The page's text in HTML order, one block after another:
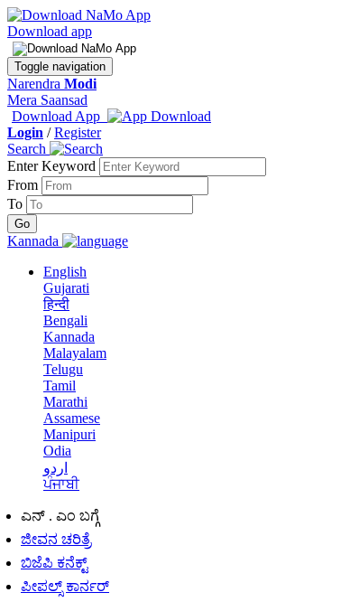
Download app
Toggle navigation
Narendra Modi
Mera Saansad
Download App
Login /Register
Search
Enter Keyword
From
To
Kannada
English
Gujarati
हिन्दी
Bengali
Kannada
Malayalam
Telugu
Tamil
Marathi
Assamese
Manipuri
Odia
اردو
ਪੰਜਾਬੀ
ಎನ್ . ಎಂ ಬಗ್ಗೆ
ಜೀವನ ಚರಿತ್ರೆ
ಬಿಜೆಪಿ ಕನೆಕ್ಟ್
ಪೀಪಲ್ಸ್ ಕಾರ್ನರ್